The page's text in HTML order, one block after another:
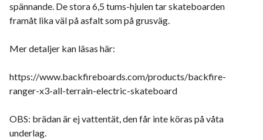
spännande. De stora 6,5 tums-hjulen tar skateboarden
framåt lika väl på asfalt som på grusväg.
Mer detaljer kan läsas här:
https://www.backfireboards.com/products/backfire-
ranger-x3-all-terrain-electric-skateboard
OBS: brädan är ej vattentät, den får inte köras på våta
underlag.